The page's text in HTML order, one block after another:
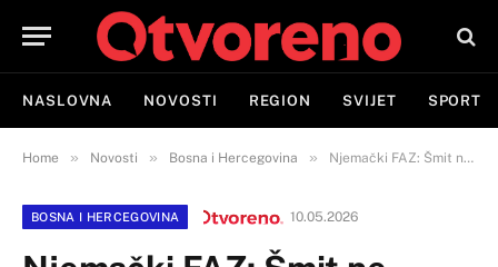
NASLOVNA NOVOSTI REGION SVIJET SPORT
Home » Novosti » Bosna i Hercegovina » Njemački FAZ: Šmit ne odlazi dobrovoljno, Amerika izvršila pritisak i lobiranje Republike Srpske
BOSNA I HERCEGOVINA 10.05.2026